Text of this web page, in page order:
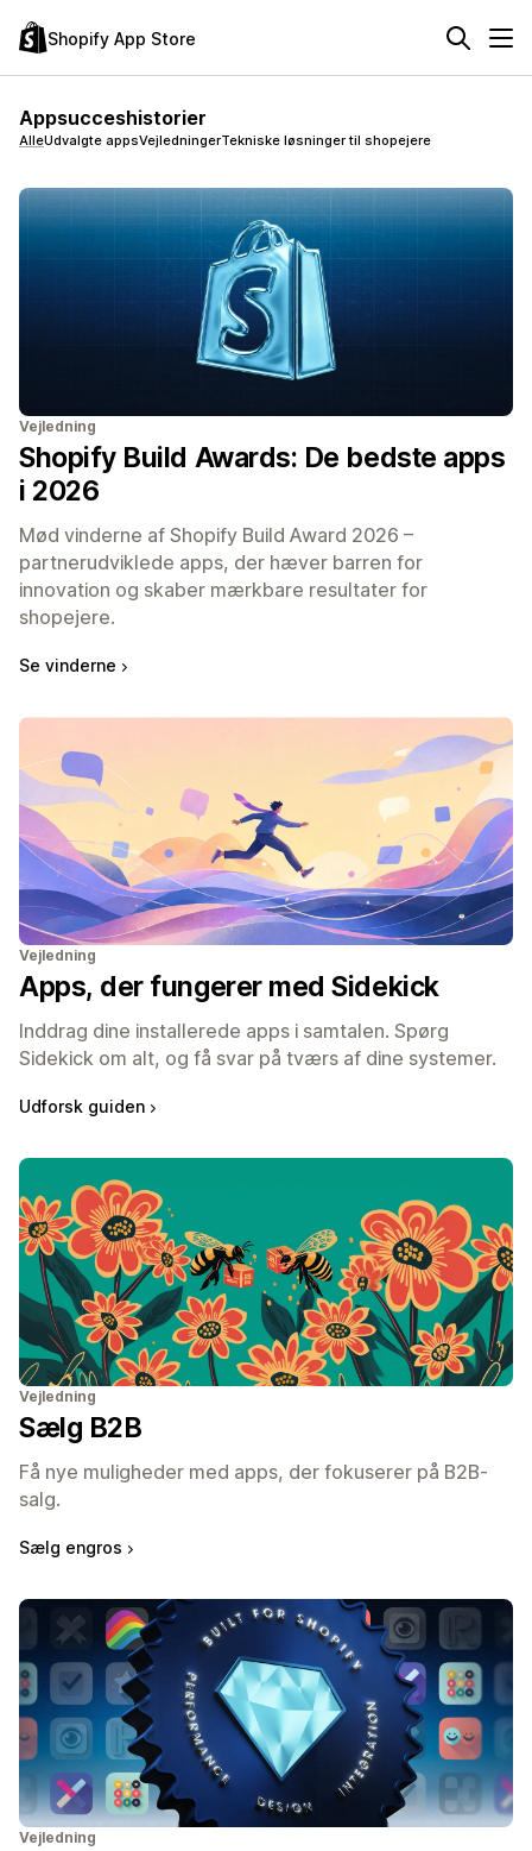
Shopify App Store
Appsucceshistorier
AlleUdvalgte appsVejledningerTekniske løsninger til shopejere
Vejledning
Shopify Build Awards: De bedste apps
i 2026
Mød vinderne af Shopify Build Award 2026 –
partnerudviklede apps, der hæver barren for
innovation og skaber mærkbare resultater for
shopejere.
Se vinderne
Vejledning
Apps, der fungerer med Sidekick
Inddrag dine installerede apps i samtalen. Spørg
Sidekick om alt, og få svar på tværs af dine systemer.
Udforsk guiden
Vejledning
Sælg B2B
Få nye muligheder med apps, der fokuserer på B2B-
salg.
Sælg engros
Vejledning